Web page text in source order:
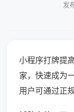
发
小程序打牌提
家，快速成为
用户可通过正